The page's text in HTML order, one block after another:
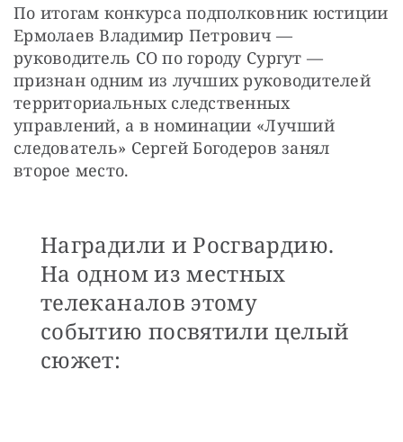
По итогам конкурса подполковник юстиции
Ермолаев Владимир Петрович — ​
руководитель СО по городу Сургут — ​
признан одним из лучших руководителей
территориальных следственных
управлений, а в номинации «Лучший
следователь» Сергей Богодеров занял
второе место.
Наградили и Росгвардию.
На одном из местных
телеканалов этому
событию посвятили целый
сюжет: